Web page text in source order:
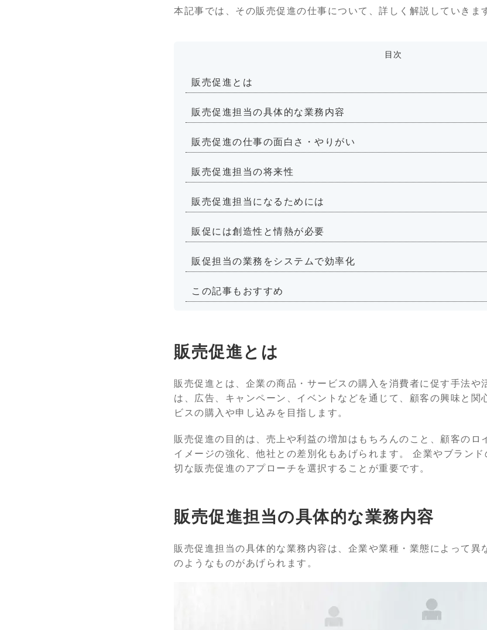
本記事では、その販売促進の仕事について、詳しく解説していきま
目次
販売促進とは
販売促進担当の具体的な業務内容
販売促進の仕事の面白さ・やりがい
販売促進担当の将来性
販売促進担当になるためには
販促には創造性と情熱が必要
販促担当の業務をシステムで効率化
この記事もおすすめ
販売促進とは
販売促進とは、企業の商品・サービスの購入を消費者に促す手法や
は、広告、キャンペーン、イベントなどを通じて、顧客の興味と関
ビスの購入や申し込みを目指します。
販売促進の目的は、売上や利益の増加はもちろんのこと、顧客のロ
イメージの強化、他社との差別化もあげられます。 企業やブラン
切な販売促進のアプローチを選択することが重要です。
販売促進担当の具体的な業務内容
販売促進担当の具体的な業務内容は、企業や業種・業態によって異
のようなものがあげられます。